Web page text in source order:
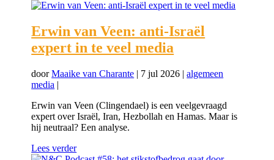
Erwin van Veen: anti-Israël
expert in te veel media
doorMaaike van Charante | 7 jul 2026 |algemeen
media |
Erwin van Veen (Clingendael) is een veelgevraagd
expert over Israël, Iran, Hezbollah en Hamas. Maar is
hij neutraal? Een analyse.
Lees verder